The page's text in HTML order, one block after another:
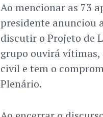
Ao mencionar as 73
presidente anunciou
discutir o Projeto de
grupo ouvirá vítimas,
civil e tem o
Plenário.